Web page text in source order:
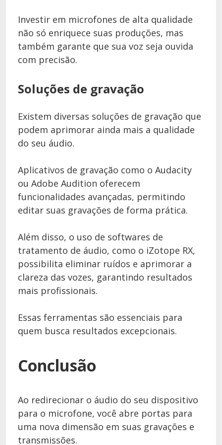
Investir em microfones de alta qualidade
não só enriquece suas produções, mas
também garante que sua voz seja ouvida
com precisão.
Soluções de gravação
Existem diversas soluções de gravação que
podem aprimorar ainda mais a qualidade
do seu áudio.
Aplicativos de gravação como o Audacity
ou Adobe Audition oferecem
funcionalidades avançadas, permitindo
editar suas gravações de forma prática.
Além disso, o uso de softwares de
tratamento de áudio, como o iZotope RX,
possibilita eliminar ruídos e aprimorar a
clareza das vozes, garantindo resultados
mais profissionais.
Essas ferramentas são essenciais para
quem busca resultados excepcionais.
Conclusão
Ao redirecionar o áudio do seu dispositivo
para o microfone, você abre portas para
uma nova dimensão em suas gravações e
transmissões.